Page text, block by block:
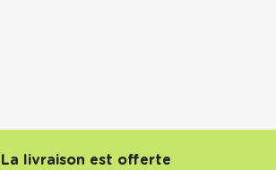
La livraison est offerte